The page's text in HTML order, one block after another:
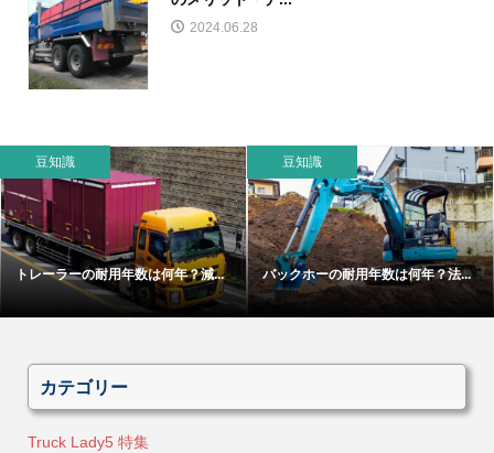
2024.06.28
豆知識
ダンプの買取相場はいくら？価格...
豆知識
高所作業車の耐用年数は何年？法...
カテゴリー
Truck Lady5 特集